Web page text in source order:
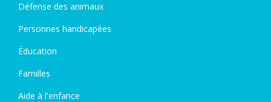
Défense des animaux
Personnes handicapées
Éducation
Familles
Aide à l'enfance